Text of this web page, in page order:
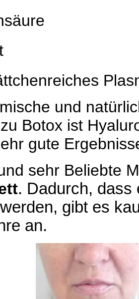
und
Botox ist
gute
sehr Beliebte
. Dadurch, dass
gibt es
an.